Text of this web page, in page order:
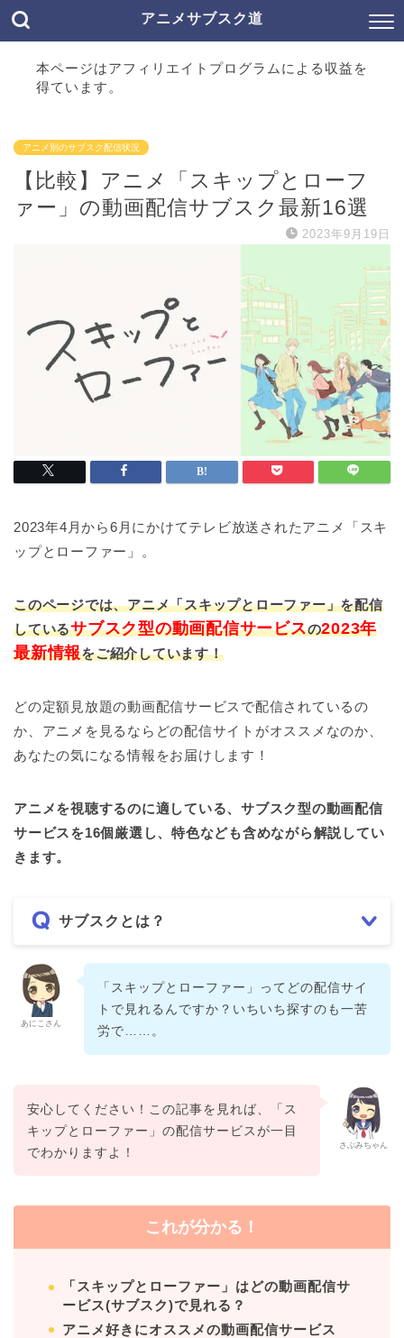
アニメサブスク道
本ページはアフィリエイトプログラムによる収益を
得ています。
アニメ別のサブスク配信状況
【比較】アニメ「スキップとローフ
ァー」の動画配信サブスク最新16選
2023年9月19日
2023年4月から6月にかけてテレビ放送されたアニメ「スキ
ップとローファー」。
このページでは、アニメ「スキップとローファー」を配信
しているサブスク型の動画配信サービスの2023年
最新情報をご紹介しています！
どの定額見放題の動画配信サービスで配信されているの
か、アニメを見るならどの配信サイトがオススメなのか、
あなたの気になる情報をお届けします！
アニメを視聴するのに適している、サブスク型の動画配信
サービスを16個厳選し、特色なども含めながら解説してい
きます。
サブスクとは？
あにこさん
「スキップとローファー」ってどの配信サイ
トで見れるんですか？いちいち探すのも一苦
労で……。
さぶみちゃん
安心してください！この記事を見れば、「ス
キップとローファー」の配信サービスが一目
でわかりますよ！
これが分かる！
「スキップとローファー」はどの動画配信サ
ービス(サブスク)で見れる？
アニメ好きにオススメの動画配信サービス